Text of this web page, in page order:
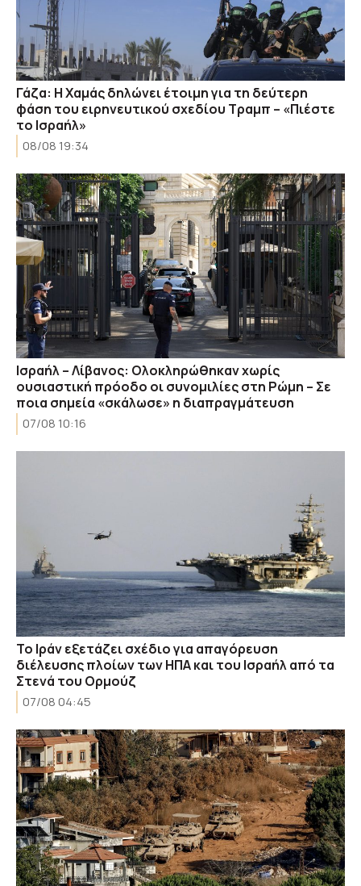
Γάζα: Η Χαμάς δηλώνει έτοιμη για τη δεύτερη
φάση του ειρηνευτικού σχεδίου Τραμπ – «Πιέστε
το Ισραήλ»
08/08 19:34
Ισραήλ – Λίβανος: Ολοκληρώθηκαν χωρίς
ουσιαστική πρόοδο οι συνομιλίες στη Ρώμη – Σε
ποια σημεία «σκάλωσε» η διαπραγμάτευση
07/08 10:16
Το Ιράν εξετάζει σχέδιο για απαγόρευση
διέλευσης πλοίων των ΗΠΑ και του Ισραήλ από τα
Στενά του Ορμούζ
07/08 04:45